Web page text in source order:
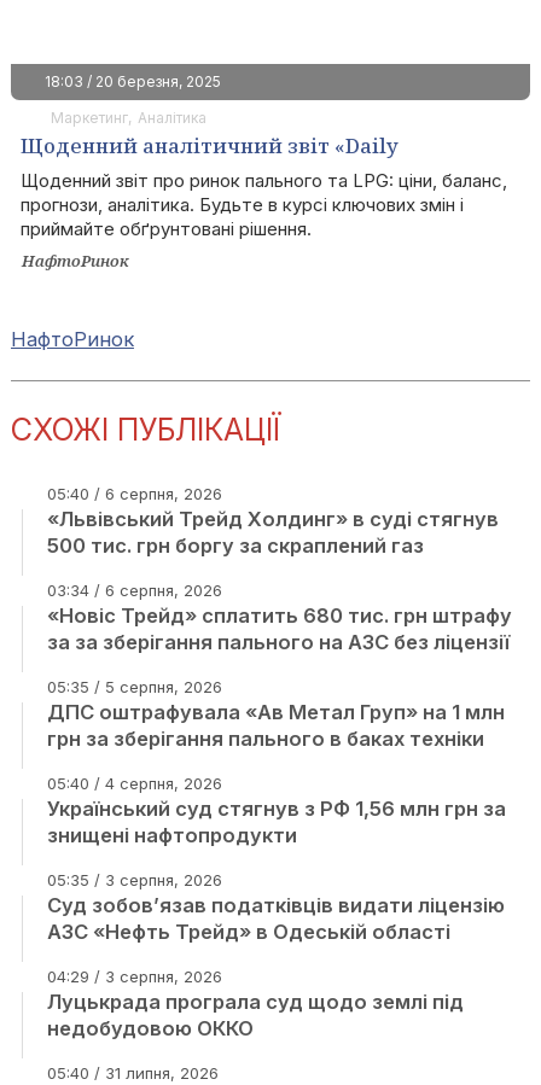
18:03 / 20 березня, 2025
Маркетинг
Аналітика
Щоденний аналітичний звіт «Daily
Fuels&LPG»
Щоденний звіт про ринок пального та LPG: ціни, баланс,
прогнози, аналітика. Будьте в курсі ключових змін і
приймайте обґрунтовані рішення.
НафтоРинок
НафтоРинок
СХОЖІ ПУБЛІКАЦІЇ
05:40 / 6 серпня, 2026
«Львівський Трейд Холдинг» в суді стягнув
500 тис. грн боргу за скраплений газ
03:34 / 6 серпня, 2026
«Новіс Трейд» сплатить 680 тис. грн штрафу
за за зберігання пального на АЗС без ліцензії
05:35 / 5 серпня, 2026
ДПС оштрафувала «Ав Метал Груп» на 1 млн
грн за зберігання пального в баках техніки
05:40 / 4 серпня, 2026
Український суд стягнув з РФ 1,56 млн грн за
знищені нафтопродукти
05:35 / 3 серпня, 2026
Суд зобов’язав податківців видати ліцензію
АЗС «Нефть Трейд» в Одеській області
04:29 / 3 серпня, 2026
Луцькрада програла суд щодо землі під
недобудовою ОККО
05:40 / 31 липня, 2026